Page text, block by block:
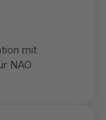
mit
NAO